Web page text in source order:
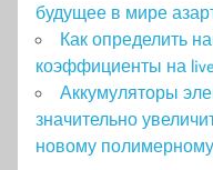
будущее в мире
Как определить
коэффициенты на
Аккумуляторы
значительно
новому